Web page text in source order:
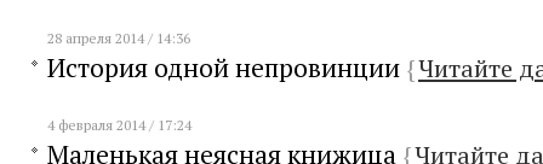
28 апреля 2014 / 14:36
История одной непровинции {Читайте
4 февраля 2014 / 17:24
Маленькая неясная книжица {Читайте